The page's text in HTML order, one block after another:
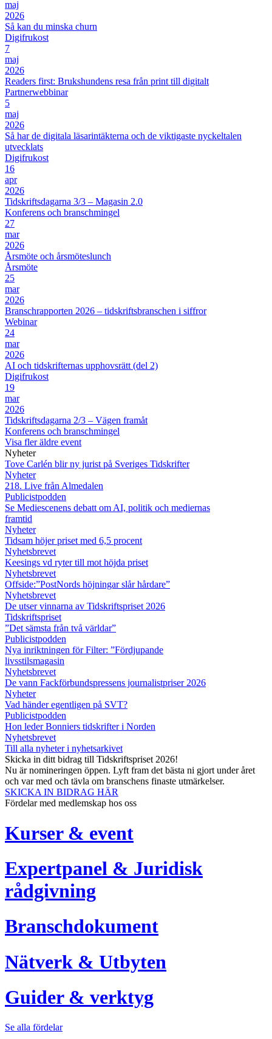
maj
2026
Så kan du minska churn
Digifrukost
7
maj
2026
Readers first: Brukshundens resa från print till digitalt
Partnerwebbinar
5
maj
2026
Så har de digitala läsarintäkterna och de viktigaste nyckeltalen
utvecklats
Digifrukost
16
apr
2026
Tidskriftsdagarna 3/3 – Magasin 2.0
Konferens och branschmingel
27
mar
2026
Årsmöte och årsmöteslunch
Årsmöte
25
mar
2026
Branschrapporten 2026 – tidskriftsbranschen i siffror
Webinar
24
mar
2026
AI och tidskrifternas upphovsrätt (del 2)
Digifrukost
19
mar
2026
Tidskriftsdagarna 2/3 – Vägen framåt
Konferens och branschmingel
Visa fler äldre event
Nyheter
Tove Carlén blir ny jurist på Sveriges Tidskrifter
Nyheter
218. Live från Almedalen
Publicistpodden
Se Mediescenens debatt om AI, politik och mediernas
framtid
Nyheter
Tidsam höjer priset med 6,5 procent
Nyhetsbrevet
Keesings vd ryter till mot höjda priset
Nyhetsbrevet
Offside:”PostNords höjningar slår hårdare”
Nyhetsbrevet
De utser vinnarna av Tidskriftspriset 2026
Tidskriftspriset
”Det sämsta från två världar”
Publicistpodden
Nya inriktningen för Filter: ”Fördjupande
livsstilsmagasin
Nyhetsbrevet
De vann Fackförbundspressens journalistpriser 2026
Nyheter
Vad händer egentligen på SVT?
Publicistpodden
Hon leder Bonniers tidskrifter i Norden
Nyhetsbrevet
Till alla nyheter i nyhetsarkivet
Skicka in ditt bidrag till Tidskriftspriset 2026!
Nu är nomineringen öppen. Lyft fram det bästa ni gjort under året
och var med och tävla om branschens finaste utmärkelser.
SKICKA IN BIDRAG HÄR
Fördelar med medlemskap hos oss
Kurser & event
Expertpanel & Juridisk
rådgivning
Branschdokument
Nätverk & Utbyten
Guider & verktyg
Se alla fördelar